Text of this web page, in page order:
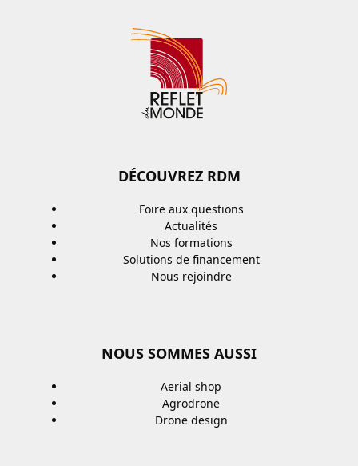
DÉCOUVREZ RDM
Foire aux questions
Actualités
Nos formations
Solutions de financement
Nous rejoindre
NOUS SOMMES AUSSI
Aerial shop
Agrodrone
Drone design